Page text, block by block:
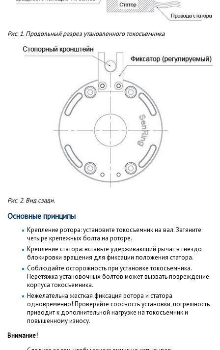
Рис. 1. Продольный разрез утановленного токосъемника
Рис. 2. Вид сзади.
Основные принципы
Крепление ротора: установите токосъемник на вал. Затяните
четыре крепежных болта на роторе.
Крепление статора: вставьте удерживающий рычаг в гнездо
блокировки вращения для фиксации положения статора.
Соблюдайте осторожность при установке токосъемника.
Перетяжка установочных болтов может вызвать повреждение
корпуса токосъемника.
Нежелательна жесткая фиксация ротора и статора
одновременно! Проверяйте соосность установки, погрешность
приводит к дополнительной нагрузке на токосъемник и
повышенному износу.
Внимание!